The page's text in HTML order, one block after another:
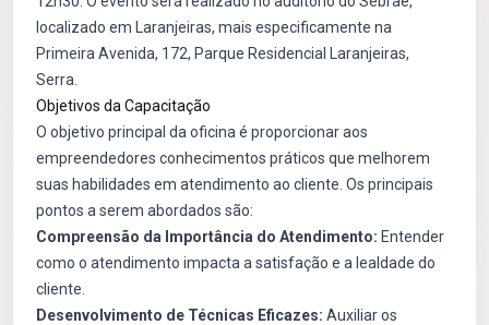
localizado em Laranjeiras, mais especificamente na
Primeira Avenida, 172, Parque Residencial Laranjeiras,
Serra.
Objetivos da Capacitação
O objetivo principal da oficina é proporcionar aos
empreendedores conhecimentos práticos que melhorem
suas habilidades em atendimento ao cliente. Os principais
pontos a serem abordados são:
Compreensão da Importância do Atendimento: Entender
como o atendimento impacta a satisfação e a lealdade do
cliente.
Desenvolvimento de Técnicas Eficazes: Auxiliar os